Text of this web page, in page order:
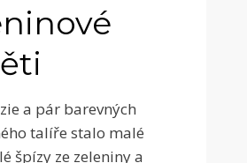
a pár barevných
talíře stalo malé
špízy ze zeleniny a